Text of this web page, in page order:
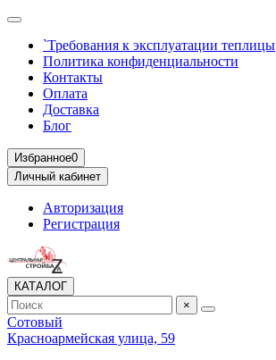
`Требования к эксплуатации теплицы
Политика конфиденциальности
Контакты
Оплата
Доставка
Блог
Избранное0
Личный кабинет
Авторизация
Регистрация
КАТАЛОГ
×
Сотовый
Красноармейская улица, 59